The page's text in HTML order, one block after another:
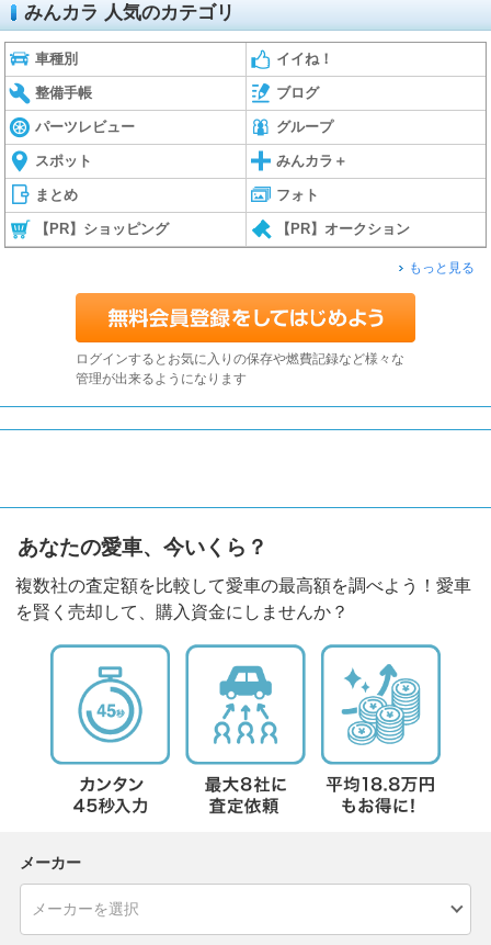
みんカラ 人気のカテゴリ
車種別 イイね！
整備手帳 ブログ
パーツレビュー グループ
スポット みんカラ＋
まとめ フォト
【PR】ショッピング 【PR】オークション
もっと見る
ログインするとお気に入りの保存や燃費記録など様々な
管理が出来るようになります
あなたの愛車、今いくら？
複数社の査定額を比較して愛車の最高額を調べよう！愛車
を賢く売却して、購入資金にしませんか？
メーカー